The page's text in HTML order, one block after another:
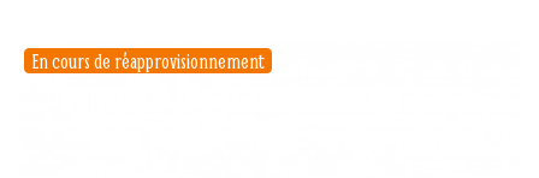
En cours de réapprovisionnement